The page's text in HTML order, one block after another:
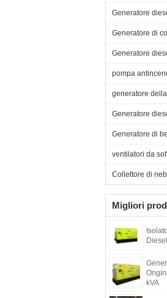
Generatore
Generatore di
Generatore
pompa
generatore
Generatore
Generatore di
ventilatori da
Collettore di
Migliori
kVA